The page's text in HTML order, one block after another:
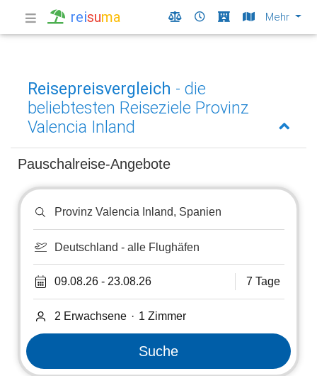
reisuma Mehr
Reisepreisvergleich - die
beliebtesten Reiseziele Provinz
Valencia Inland